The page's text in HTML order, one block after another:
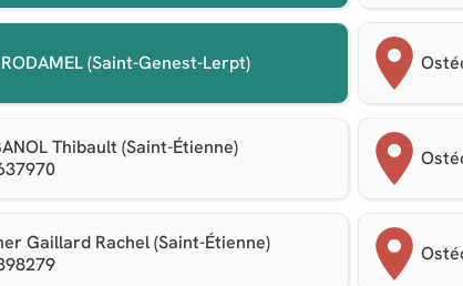
(Saint-Genest-Lerpt)
Thibault (Saint-Étienne)
Gaillard Rachel (Saint-Étienne)